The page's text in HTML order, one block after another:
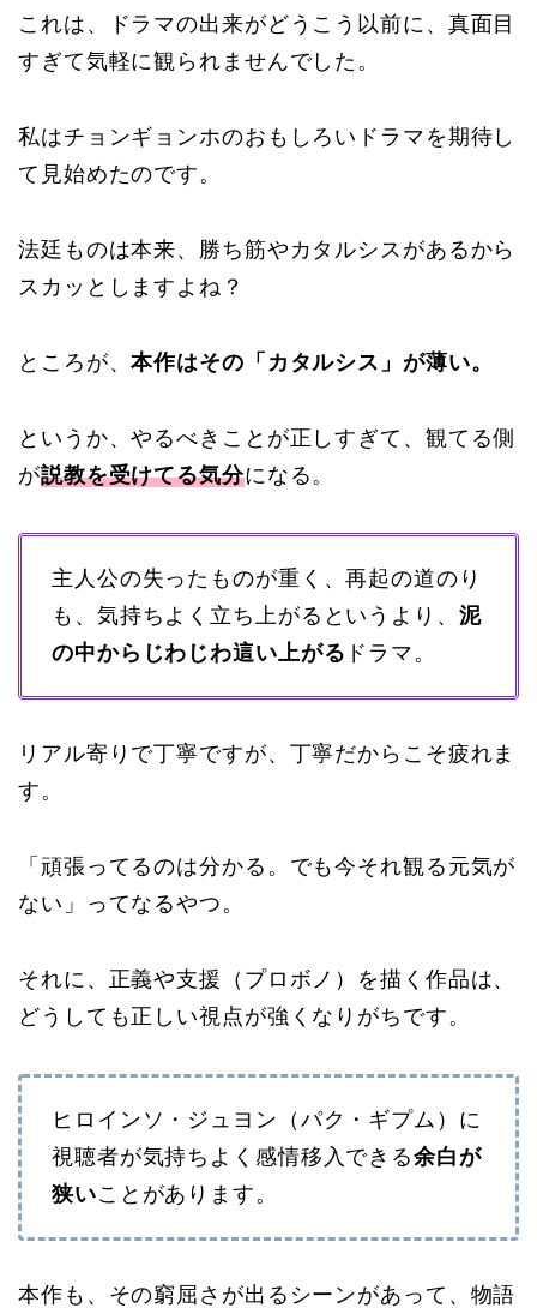
これは、ドラマの出来がどうこう以前に、真面目
すぎて気軽に観られませんでした。
私はチョンギョンホのおもしろいドラマを期待し
て見始めたのです。
法廷ものは本来、勝ち筋やカタルシスがあるから
スカッとしますよね？
ところが、本作はその「カタルシス」が薄い。
というか、やるべきことが正しすぎて、観てる側
が説教を受けてる気分になる。
主人公の失ったものが重く、再起の道のり
も、気持ちよく立ち上がるというより、 泥
の中からじわじわ這い上がる ドラマ。
リアル寄りで丁寧ですが、丁寧だからこそ疲れま
す。
「頑張ってるのは分かる。でも今それ観る元気が
ない」ってなるやつ。
それに、正義や支援（プロボノ）を描く作品は、
どうしても正しい視点が強くなりがちです。
ヒロインソ・ジュヨン（パク・ギプム）に
視聴者が気持ちよく感情移入できる余白が
狭いことがあります。
本作も、その窮屈さが出るシーンがあって、物語